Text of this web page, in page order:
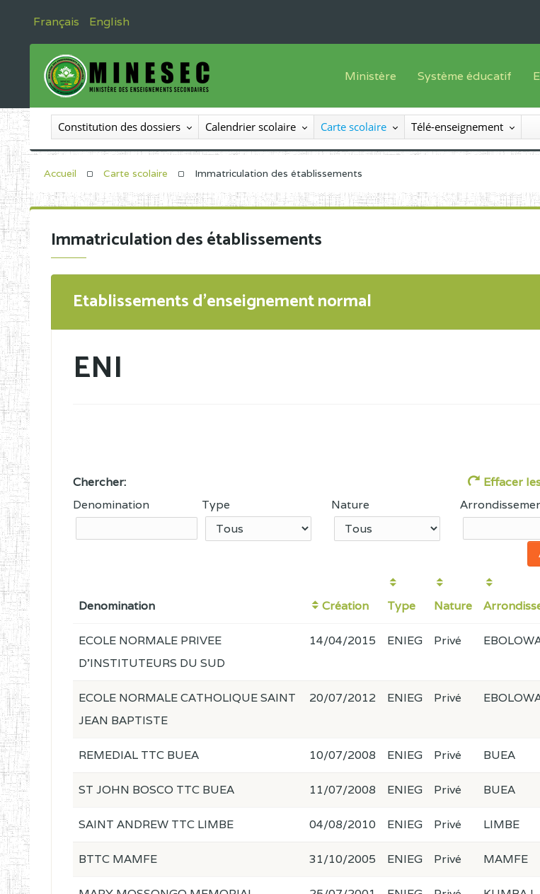
Français English
Ministère
Le Ministre
Le SEESEN
Inspection Générale des
Organigramme
Système éducatif
Offre de formation
Progammes d'études
Constitution des dossiers Calendrier scolaire Carte scolaire Télé-enseignement
Accueil Carte scolaire Immatriculation des établissements
Immatriculation des établissements
Etablissements d'enseignement normal
ENI
Chercher:
Effacer
Denomination
Type Nature
Denomination Création Type Nature
ECOLE NORMALE PRIVEE
D'INSTITUTEURS DU SUD
14/04/2015 ENIEG Privé
ECOLE NORMALE CATHOLIQUE SAINT
JEAN BAPTISTE
20/07/2012 ENIEG Privé
REMEDIAL TTC BUEA 10/07/2008 ENIEG Privé BUEA
ST JOHN BOSCO TTC BUEA 11/07/2008 ENIEG Privé BUEA
SAINT ANDREW TTC LIMBE 04/08/2010 ENIEG Privé LIMBE
BTTC MAMFE 31/10/2005 ENIEG Privé MAMFE